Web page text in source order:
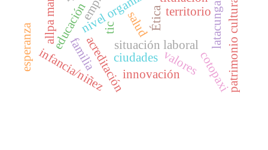
familia
educación salud
situación laboral
territorio
infancia/niñez
latacunga
Ética
valores
acreditacióninnovación cotopaxi
allpa mama
ciudades patrimonio cultural
esperanza tic